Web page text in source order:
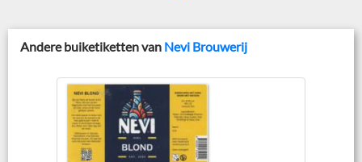
Andere buiketiketten van Nevi Brouwerij